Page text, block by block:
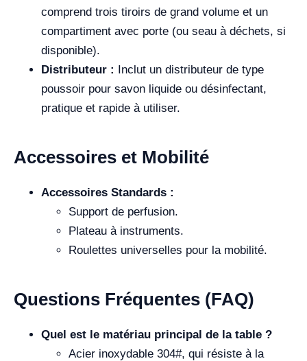
comprend trois tiroirs de grand volume et un
compartiment avec porte (ou seau à déchets, si
disponible).
Distributeur : Inclut un distributeur de type
poussoir pour savon liquide ou désinfectant,
pratique et rapide à utiliser.
Accessoires et Mobilité
Accessoires Standards :
Support de perfusion.
Plateau à instruments.
Roulettes universelles pour la mobilité.
Questions Fréquentes (FAQ)
Quel est le matériau principal de la table ?
Acier inoxydable 304#, qui résiste à la